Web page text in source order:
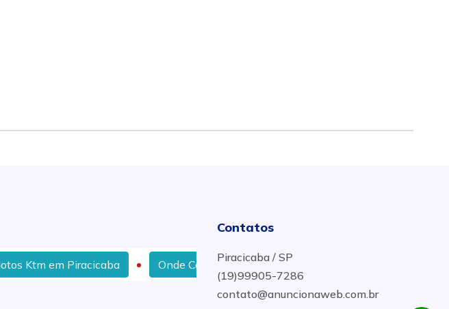
Piracicaba Onde Comprar Guidão para Motos Suzuki em Rio Claro
Contatos
Piracicaba / SP
(19)99905-7286
contato@anuncionaweb.com.br